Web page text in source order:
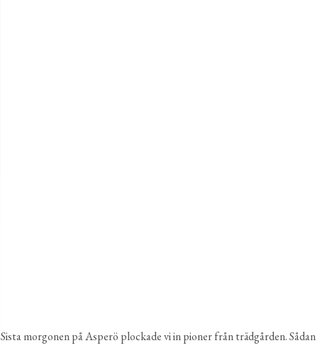
Sista morgonen på Asperö plockade vi in pioner från trädgården. Sådan